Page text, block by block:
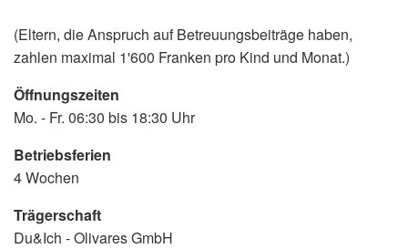
(Eltern, die Anspruch auf Betreuungsbeiträge haben,
zahlen maximal 1'600 Franken pro Kind und Monat.)
Öffnungszeiten
Mo. - Fr. 06:30 bis 18:30 Uhr
Betriebsferien
4 Wochen
Trägerschaft
Du&Ich - Olivares GmbH